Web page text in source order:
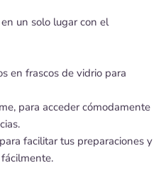
un solo lugar con el
en frascos de vidrio para
para acceder cómodamente
facilitar tus preparaciones y